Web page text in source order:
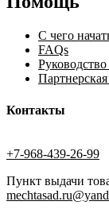
С чего
FAQs
Контакты
+7-968-439-26-99
Пункт выдачи